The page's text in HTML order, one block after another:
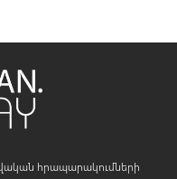
հրապարակումների